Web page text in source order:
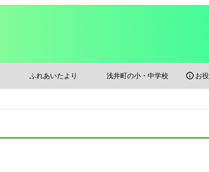
ふれあいたより 浅井町の小・中学校 infoお役